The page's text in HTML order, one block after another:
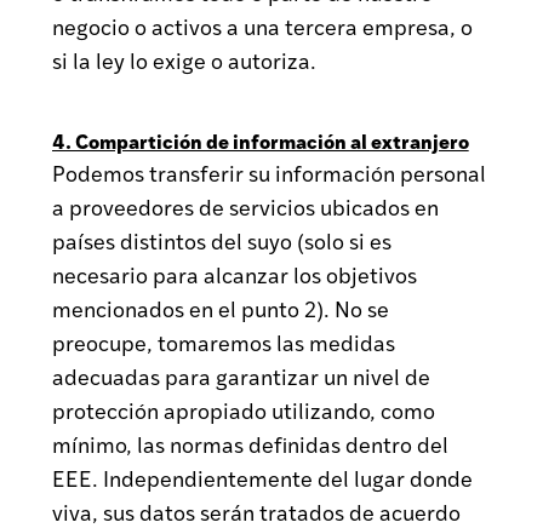
negocio o activos a una tercera empresa, o
si la ley lo exige o autoriza.
4. Compartición de información al extranjero
Podemos transferir su información personal
a proveedores de servicios ubicados en
países distintos del suyo (solo si es
necesario para alcanzar los objetivos
mencionados en el punto 2). No se
preocupe, tomaremos las medidas
adecuadas para garantizar un nivel de
protección apropiado utilizando, como
mínimo, las normas definidas dentro del
EEE. Independientemente del lugar donde
viva, sus datos serán tratados de acuerdo